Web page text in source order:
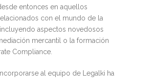
entonces en aquellos
con el mundo de la
aspectos novedosos
mercantil o la formación
Compliance.
al equipo de Legalki ha